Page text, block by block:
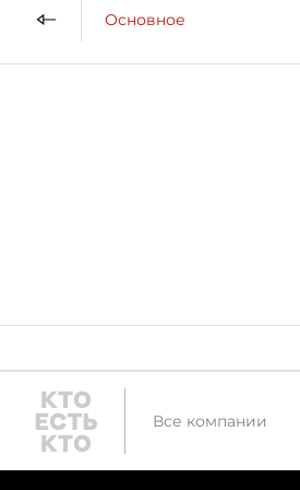
Основное
Все компании